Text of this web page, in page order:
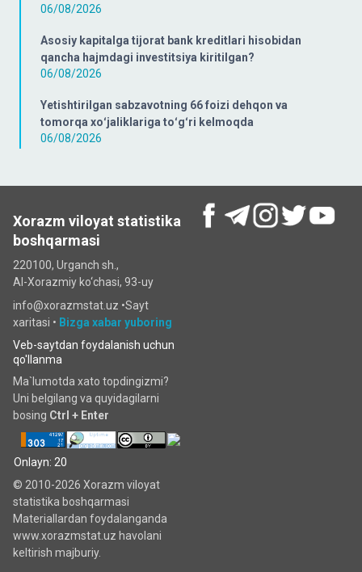
06/08/2026
Asosiy kapitalga tijorat bank kreditlari hisobidan
qancha hajmdagi investitsiya kiritilgan?
06/08/2026
Yetishtirilgan sabzavotning 66 foizi dehqon va
tomorqa xoʻjaliklariga toʻgʻri kelmoqda
06/08/2026
Xorazm viloyat statistika
boshqarmasi
220100, Urganch sh.,
Al-Xorazmiy ko‘chаsi, 93-uy
info@xorazmstat.uz •Sayt
xaritasi • Bizga xabar yuboring
Veb-saytdan foydalanish uchun
qo'llanma
Ma`lumotda xato topdingizmi?
Uni belgilang va quyidagilarni
bosing Ctrl + Enter
Onlayn: 20
© 2010-2026 Xorazm viloyat
statistika boshqarmasi
Materiallardan foydalanganda
www.xorazmstat.uz havolani
keltirish majburiy.